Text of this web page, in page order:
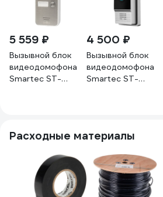
5 559 ₽
Вызывной блок
видеодомофона
Smartec ST-
4 500 ₽
Вызывной блок
видеодомофона
Smartec ST-
Расходные материалы